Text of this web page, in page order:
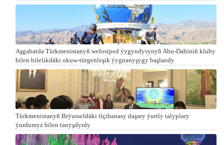
Aşgabatda Türkmenistanyň welosiped ýygyndysynyň Abu-Dabiniň kluby
bilen bilelikdäki okuw-türgenleşik ýygnanyşygy başlandy
Türkmenistanyň Brýusseldäki ilçihanasy daşary ýurtly talyplary
ýurdumyz bilen tanyşdyrdy